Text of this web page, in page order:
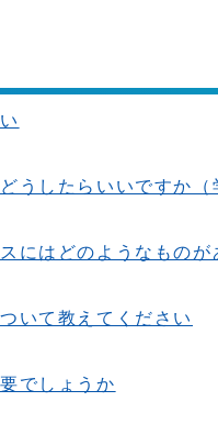
うしたらいいですか（
にはどのようなものが
いて教えてください
でしょうか